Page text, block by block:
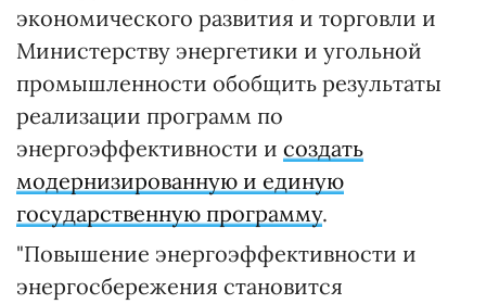
экономического развития и торговли и
Министерству энергетики и угольной
промышленности обобщить результаты
реализации программ по
энергоэффективности и создать
модернизированную и единую
государственную программу.
"Повышение энергоэффективности и
энергосбережения становится